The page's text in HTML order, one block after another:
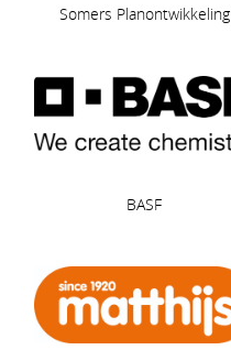
Somers Planontwikkeling
BASF